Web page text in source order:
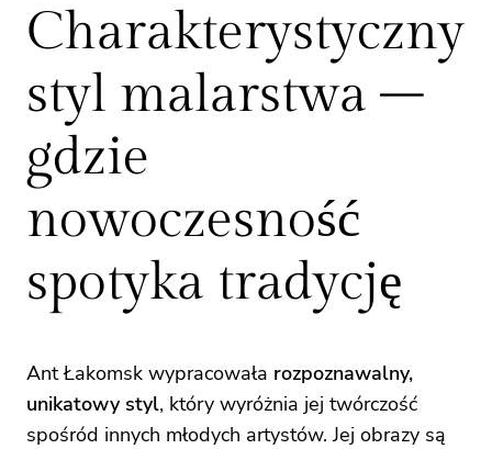
Charakterystyczny
styl malarstwa –
gdzie
nowoczesność
spotyka tradycję
Ant Łakomsk wypracowała rozpoznawalny,
unikatowy styl, który wyróżnia jej twórczość
spośród innych młodych artystów. Jej obrazy są